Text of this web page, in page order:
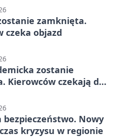
zamknięta.
czeka objazd
zostanie
Kierowców czekają dwa
bezpieczeństwo. Nowy
kryzysu w regionie